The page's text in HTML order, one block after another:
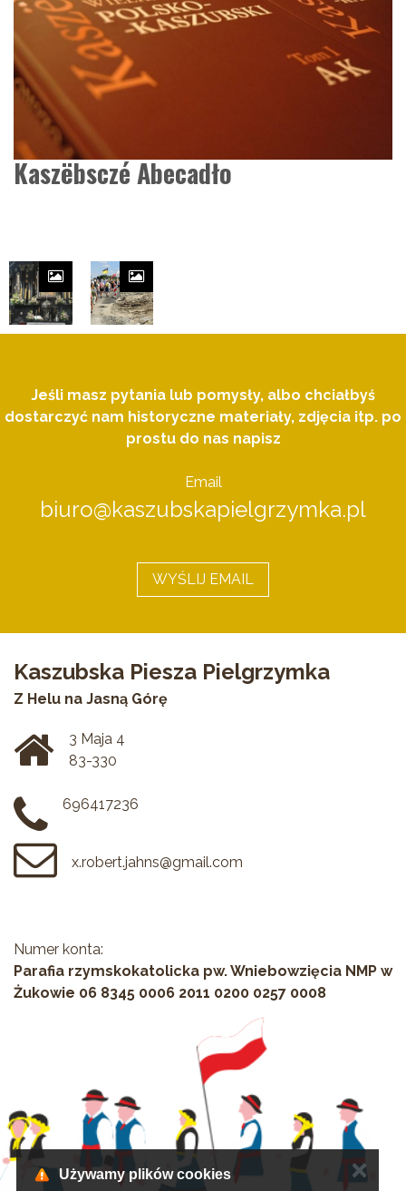
Kaszëbsczé Abecadło
Jeśli masz pytania lub pomysły, albo chciałbyś
dostarczyć nam historyczne materiały, zdjęcia itp. po
prostu do nas napisz
Email
biuro@kaszubskapielgrzymka.pl
WYŚLIJ EMAIL
Kaszubska Piesza Pielgrzymka
Z Helu na Jasną Górę
3 Maja 4
83-330
696417236
x.robert.jahns@gmail.com
Numer konta:
Parafia rzymskokatolicka pw. Wniebowzięcia NMP w
Żukowie 06 8345 0006 2011 0200 0257 0008
Używamy plików cookies ✕